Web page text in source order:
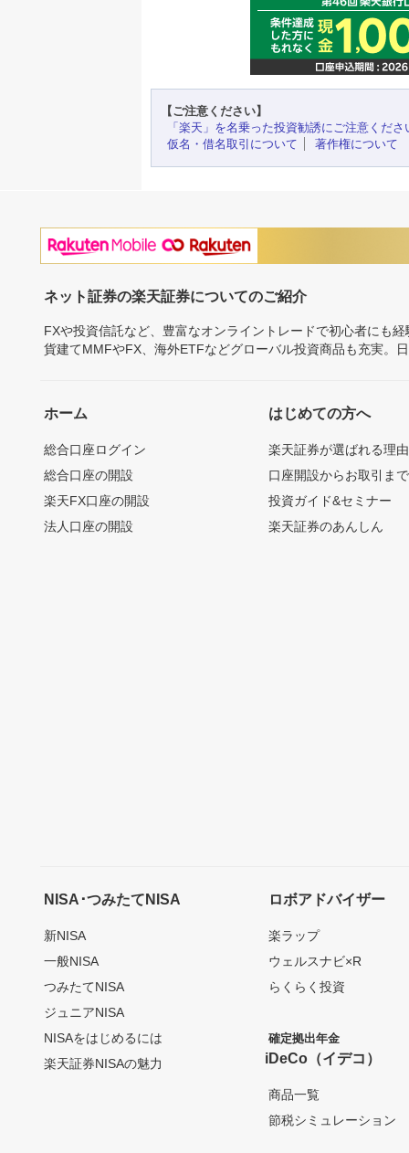
【ご注意ください】
「楽天」を名乗った投資勧誘にご注意くださ
仮名・借名取引について
著作権について
ネット証券の楽天証券についてのご紹介
FXや投資信託など、豊富なオンライントレードで初心者にも
貨建てMMFやFX、海外ETFなどグローバル投資商品も充実。
ホーム
総合口座ログイン
総合口座の開設
楽天FX口座の開設
法人口座の開設
はじめての方へ
楽天証券が選ばれる理由
口座開設からお取引ま
投資ガイド&セミナー
楽天証券のあんしん
NISA･つみたてNISA
新NISA
一般NISA
つみたてNISA
ジュニアNISA
NISAをはじめるには
楽天証券NISAの魅力
ロボアドバイザー
楽ラップ
ウェルスナビ×R
らくらく投資
確定拠出年金
iDeCo（イデコ）
商品一覧
節税シミュレーション